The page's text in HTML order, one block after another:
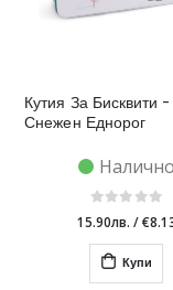
Кутия За Бисквити -
Снежен Еднорог
Налично
15.90лв. /
Купи